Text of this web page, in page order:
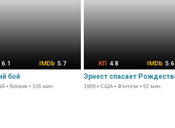
6.1 5.7
бой
• Боевик • 106 мин.
4.8 5.6
Эрнест спасает
1988 • США • Фэнтези • 92 мин.